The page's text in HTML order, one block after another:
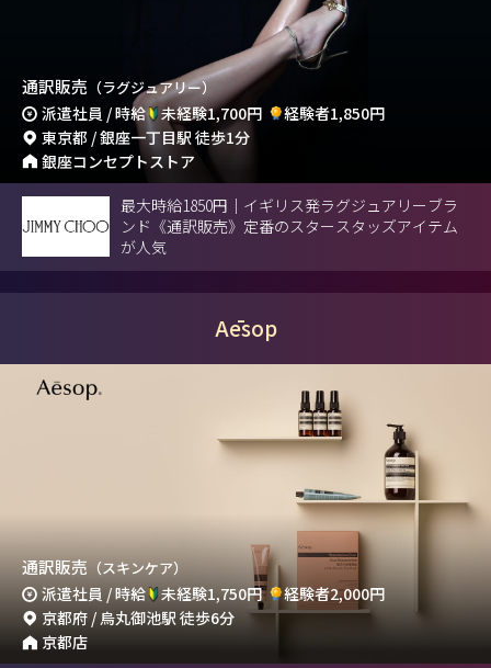
通訳販売 （ラグジュアリー）
派遣社員 / 時給 未経験1,700円
経験者1,850円
東京都 / 銀座一丁目駅 徒歩1分
銀座コンセプトストア
最大時給1850円｜イギリス発ラグジュアリーブラ
ンド《通訳販売》定番のスタースタッズアイテム
が人気
Aēsop
通訳販売 （スキンケア）
派遣社員 / 時給 未経験1,750円
経験者2,000円
京都府 / 烏丸御池駅 徒歩6分
京都店